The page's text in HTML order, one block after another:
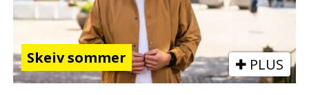
Skeiv sommer PLUS